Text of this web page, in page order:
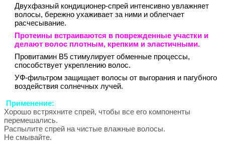
Двухфазный кондиционер-спрей интенсивно увлажняет
волосы, бережно ухаживает за ними и облегчает
расчесывание.
Протеины встраиваются в поврежденные участки и
делают волос плотным, крепким и эластичными.
Провитамин В5 стимулирует обменные процессы,
способствует укреплению волос.
УФ-фильтром защищает волосы от выгорания и пагубного
воздействия солнечных лучей.
Применение:
Хорошо встряхните спрей, чтобы все его компоненты
перемешались.
Распылите спрей на чистые влажные волосы.
Не смывайте.